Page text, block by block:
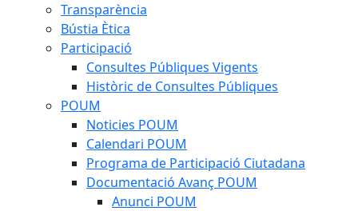
Transparència
Bústia Ètica
Participació
Consultes Públiques Vigents
Històric de Consultes Públiques
POUM
Noticies POUM
Calendari POUM
Programa de Participació Ciutadana
Documentació Avanç POUM
Anunci POUM